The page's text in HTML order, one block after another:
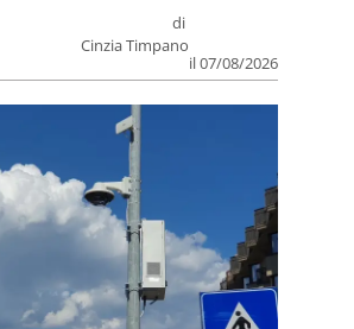
di
Cinzia Timpano
il 07/08/2026